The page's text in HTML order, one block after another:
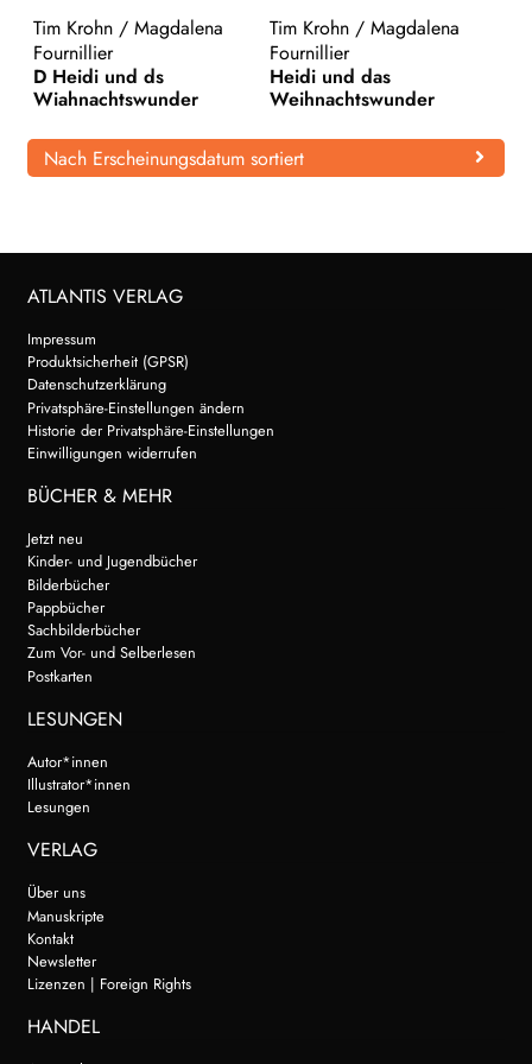
WEITERE VERLAGE
Search:
Tim Krohn /Magdalena
Fournillier
D Heidi und ds
Wiahnachtswunder
Tim Krohn/ Magdalena
Fournillier
Heidi und das
Weihnachtswunder
Nach Erscheinungsdatum sortiert
ATLANTIS VERLAG
Impressum
Produktsicherheit (GPSR)
Datenschutzerklärung
Privatsphäre-Einstellungen ändern
Historie der Privatsphäre-Einstellungen
Einwilligungen widerrufen
BÜCHER & MEHR
Jetzt neu
Kinder- und Jugendbücher
Bilderbücher
Pappbücher
Sachbilderbücher
Zum Vor- und Selberlesen
Postkarten
LESUNGEN
Autor*innen
Illustrator*innen
Lesungen
VERLAG
Über uns
Manuskripte
Kontakt
Newsletter
Lizenzen | Foreign Rights
HANDEL